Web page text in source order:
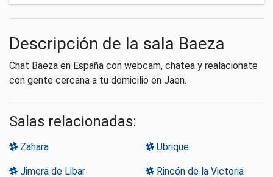
Descripción de la sala Baeza
Chat Baeza en España con webcam, chatea y realacionate
con gente cercana a tu domicilio en Jaen.
Salas relacionadas:
Zahara Ubrique
Jimera de Libar Rincón de la Victoria